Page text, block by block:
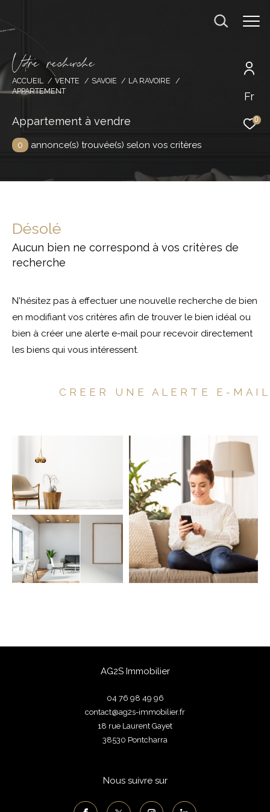
Fr
0
Vore recece
ACCUEIL VENTE SAVOIE
LA RAVOIRE
APPARTEMENT
Appartement à vendre
0 annonce(s) trouvée(s) selon vos critères
Désolé
Aucun bien ne correspond à vos critères de
recherche
N'hésitez pas à effectuer une nouvelle recherche de bien
en modifiant vos critères afin de trouver le bien idéal ou
bien à créer une alerte e-mail pour recevoir directement
les biens qui vous intéressent.
CREER UNE ALERTE E-
AG2S Immobilier
04 76 98 49 96
contact@ag2s-immobilier.fr
18 rue Laurent Gayet
38530
pontcharra
Nous suivre sur
Effectuer une recherche
et trouver le bien qui correspond à vos
Type de bien
Budget
Pièces
1 3
Localisation
CRITÈRES
SUPPLÉMENTAIRES
Parking Terrasse Piscine
FILTRER PAR
RECHERCHER